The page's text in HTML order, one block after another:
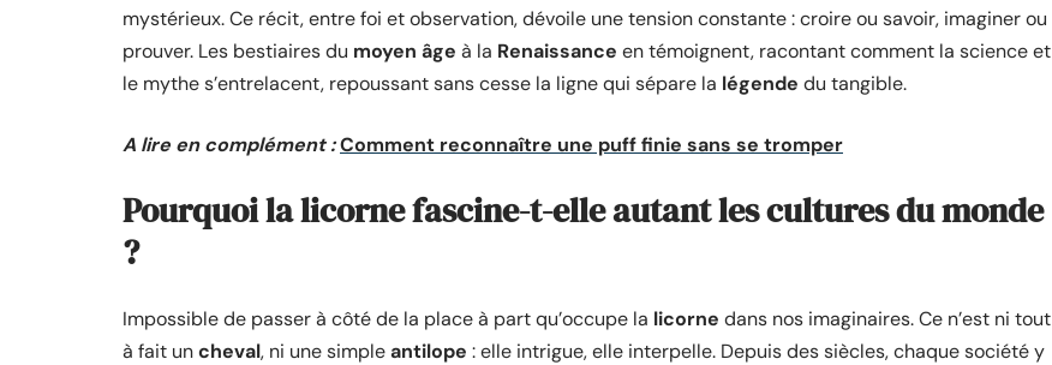
mystérieux. Ce récit, entre foi et observation, dévoile une tension constante : croire ou savoir, imaginer ou
prouver. Les bestiaires du moyen âge à la Renaissance en témoignent, racontant comment la science et
le mythe s’entrelacent, repoussant sans cesse la ligne qui sépare la légende du tangible.
A lire en complément :Comment reconnaître une puff finie sans se tromper
Pourquoi la licorne fascine-t-elle autant les cultures du monde
?
Impossible de passer à côté de la place à part qu’occupe la licorne dans nos imaginaires. Ce n’est ni tout
à fait uncheval, ni une simpleantilope : elle intrigue, elle interpelle. Depuis des siècles, chaque société y